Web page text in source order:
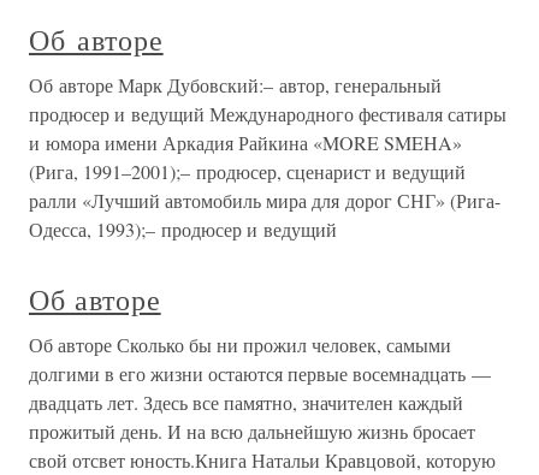
Об авторе
Об авторе Марк Дубовский:– автор, генеральный
продюсер и ведущий Международного фестиваля сатиры
и юмора имени Аркадия Райкина «MORE SMEHA»
(Рига, 1991–2001);– продюсер, сценарист и ведущий
ралли «Лучший автомобиль мира для дорог СНГ» (Рига-
Одесса, 1993);– продюсер и ведущий
Об авторе
Об авторе Сколько бы ни прожил человек, самыми
долгими в его жизни остаются первые восемнадцать —
двадцать лет. Здесь все памятно, значителен каждый
прожитый день. И на всю дальнейшую жизнь бросает
свой отсвет юность.Книга Натальи Кравцовой, которую